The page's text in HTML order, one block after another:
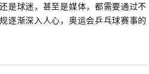
是球迷，甚至是媒体，都需要通过不
逐渐深入人心，奥运会乒乓球赛事的